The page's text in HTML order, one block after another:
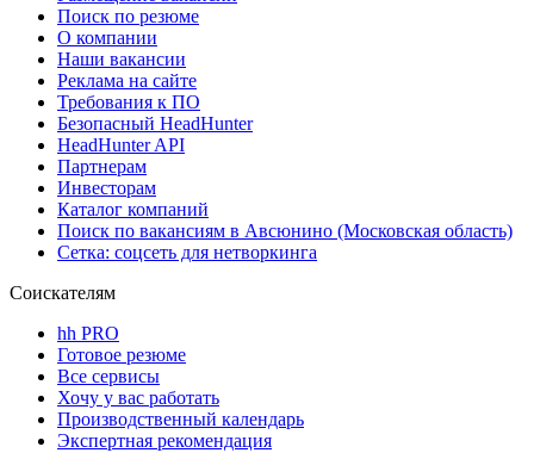
Поиск по резюме
О компании
Наши вакансии
Реклама на сайте
Требования к ПО
Безопасный HeadHunter
HeadHunter API
Партнерам
Инвесторам
Каталог компаний
Поиск по вакансиям в Авсюнино (Московская область)
Сетка: соцсеть для нетворкинга
Соискателям
hh PRO
Готовое резюме
Все сервисы
Хочу у вас работать
Производственный календарь
Экспертная рекомендация